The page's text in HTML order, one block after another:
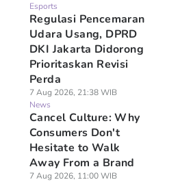
Esports
Regulasi Pencemaran
Udara Usang, DPRD
DKI Jakarta Didorong
Prioritaskan Revisi
Perda
7 Aug 2026, 21:38 WIB
News
Cancel Culture: Why
Consumers Don't
Hesitate to Walk
Away From a Brand
7 Aug 2026, 11:00 WIB